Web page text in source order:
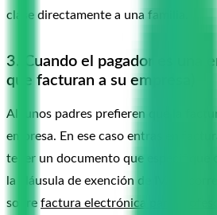
clase directamente a una familia.
3. Cuando el pagador es una
que facturan a su empresa)
Algunos padres prefieren que la
empresa. En ese caso entras en
tener un documento que especifique
la cláusula de exención de IVA si
sobre factura electrónica para